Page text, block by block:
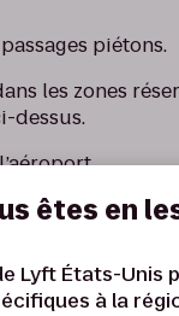
piétons.
les zones
dessus.
temps.
êtes en
Lyft États-Unis
à la